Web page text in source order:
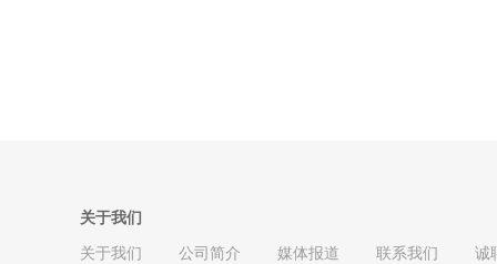
关于我们
关于我们
公司简介 媒体报道 联系我们 诚